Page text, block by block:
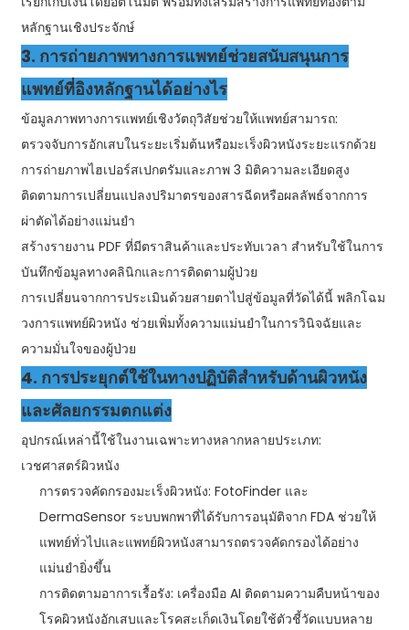
หลักฐานเชิงประจักษ์
3. การถ่ายภาพทางการแพทย์ช่วยสนับสนุนการ
แพทย์ที่อิงหลักฐานได้อย่างไร
ข้อมูลภาพทางการแพทย์เชิงวัตถุวิสัยช่วยให้แพทย์สามารถ:
ตรวจจับการอักเสบในระยะเริ่มต้นหรือมะเร็งผิวหนังระยะแรกด้วย
การถ่ายภาพไฮเปอร์สเปกตรัมและภาพ 3 มิติความละเอียดสูง
ติดตามการเปลี่ยนแปลงปริมาตรของสารฉีดหรือผลลัพธ์จากการ
ผ่าตัดได้อย่างแม่นยำ
สร้างรายงาน PDF ที่มีตราสินค้าและประทับเวลา สำหรับใช้ในการ
บันทึกข้อมูลทางคลินิกและการติดตามผู้ป่วย
การเปลี่ยนจากการประเมินด้วยสายตาไปสู่ข้อมูลที่วัดได้นี้ พลิกโฉม
วงการแพทย์ผิวหนัง ช่วยเพิ่มทั้งความแม่นยำในการวินิจฉัยและ
ความมั่นใจของผู้ป่วย
4. การประยุกต์ใช้ในทางปฏิบัติสำหรับด้านผิวหนัง
และศัลยกรรมตกแต่ง
อุปกรณ์เหล่านี้ใช้ในงานเฉพาะทางหลากหลายประเภท:
เวชศาสตร์ผิวหนัง
การตรวจคัดกรองมะเร็งผิวหนัง: FotoFinder และ
DermaSensor ระบบพกพาที่ได้รับการอนุมัติจาก FDA ช่วยให้
แพทย์ทั่วไปและแพทย์ผิวหนังสามารถตรวจคัดกรองได้อย่าง
แม่นยำยิ่งขึ้น
การติดตามอาการเรื้อรัง: เครื่องมือ AI ติดตามความคืบหน้าของ
โรคผิวหนังอักเสบและโรคสะเก็ดเงินโดยใช้ตัวชี้วัดแบบหลาย